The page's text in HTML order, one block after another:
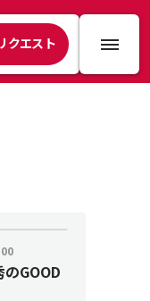
クエスト
GOOD